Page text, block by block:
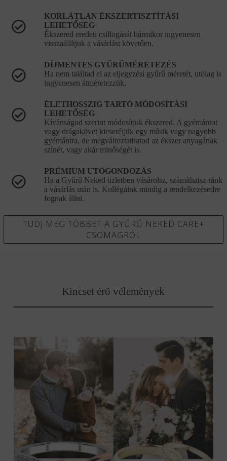
KORLÁTLAN ÉKSZERTISZTÍTÁSI
LEHETŐSÉG
Ékszered eredeti csillogását bármikor ingyenesen
visszaállítjuk a vásárlást követően.
DÍJMENTES GYŰRŰMÉRETEZÉS
Ha nem találtad el az eljegyzési gyűrű méretét, utólag is
ingyenesen átméretezzük.
ÉLETHOSSZIG TARTÓ MÓDOSÍTÁSI
LEHETŐSÉG
Kívánságod szerint módosítjuk ékszered. A gyémántot
vagy drágakövet kicseréljük egy másik vagy nagyobb
gyémántra, de megváltoztathatod az ékszer anyagának
színét, vagy akár minőségét is.
PRÉMIUM UTÓGONDOZÁS
Ha a Gyűrű Neked üzletben vásárolsz, számíthatsz ránk
a vásárlás után is. Kollégáink mindig a rendelkezésedre
fognak állni.
TUDJ MEG TÖBBET A GYŰRŰ NEKED CARE+
CSOMAGRÓL
Kincset érő vélemények